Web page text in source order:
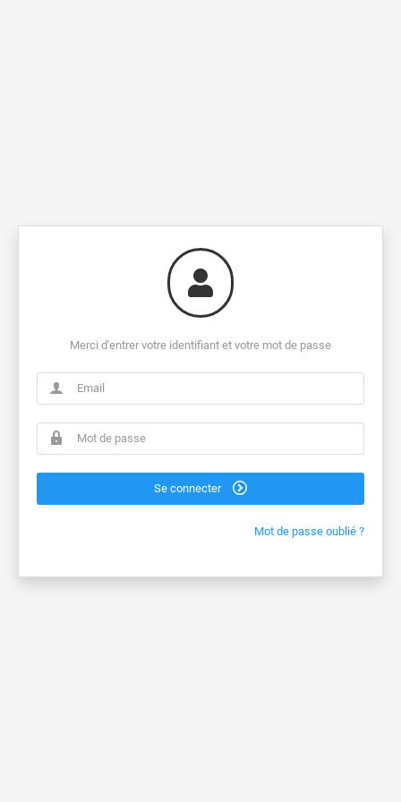
Merci d'entrer votre identifiant et votre mot de passe
Se connecter
Mot de passe oublié ?